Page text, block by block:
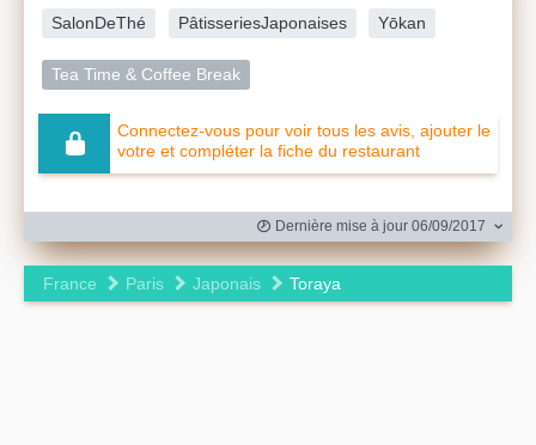
SalonDeThé PâtisseriesJaponaises Yōkan
Tea Time & Coffee Break
Connectez-vous pour voir tous les avis, ajouter le
votre et compléter la fiche du restaurant
Dernière mise à jour 06/09/2017
France Paris Japonais Toraya